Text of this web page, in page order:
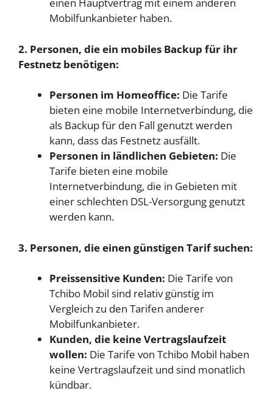
einen Hauptvertrag mit einem anderen
Mobilfunkanbieter haben.
2. Personen, die ein mobiles Backup für ihr
Festnetz benötigen:
Personen im Homeoffice: Die Tarife
bieten eine mobile Internetverbindung, die
als Backup für den Fall genutzt werden
kann, dass das Festnetz ausfällt.
Personen in ländlichen Gebieten: Die
Tarife bieten eine mobile
Internetverbindung, die in Gebieten mit
einer schlechten DSL-Versorgung genutzt
werden kann.
3. Personen, die einen günstigen Tarif suchen:
Preissensitive Kunden: Die Tarife von
Tchibo Mobil sind relativ günstig im
Vergleich zu den Tarifen anderer
Mobilfunkanbieter.
Kunden, die keine Vertragslaufzeit
wollen: Die Tarife von Tchibo Mobil haben
keine Vertragslaufzeit und sind monatlich
kündbar.